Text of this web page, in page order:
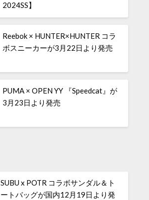
2024SS】
Reebok × HUNTER×HUNTER コラ
ボスニーカーが3月22日より発売
PUMA × OPEN YY 『Speedcat』が
3月23日より発売
SUBU x POTR コラボサンダル＆ト
ートバッグが国内12月19日より発